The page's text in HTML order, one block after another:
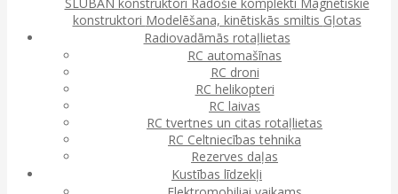
konstruktori Modelēšana, kinētiskās smiltis Gļotas
Radiovadāmās rotaļlietas
RC automašīnas
RC droni
RC helikopteri
RC laivas
RC tvertnes un citas rotaļlietas
RC Celtniecības tehnika
Rezerves daļas
Kustības līdzekļi